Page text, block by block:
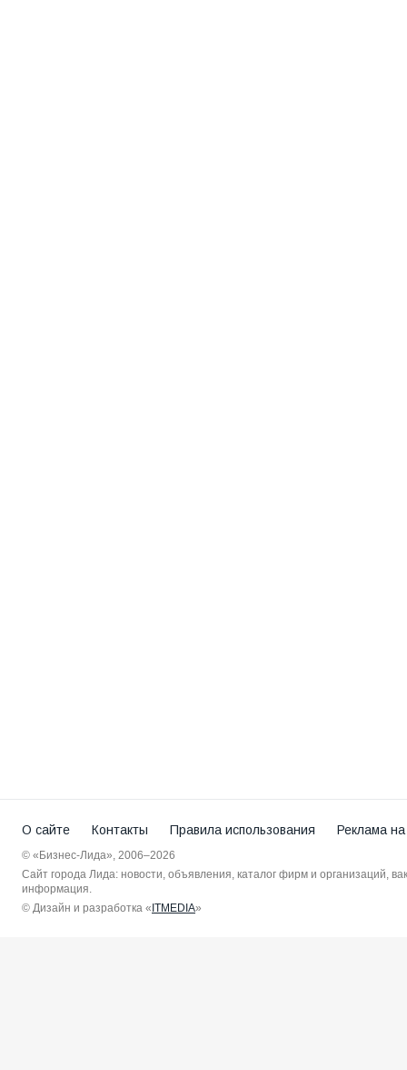
О сайте Контакты Правила использования Реклама
© «Бизнес-Лида», 2006–2026
Сайт города Лида: новости, объявления, каталог фирм и организаций,
информация.
© Дизайн и разработка «ITMEDIA»